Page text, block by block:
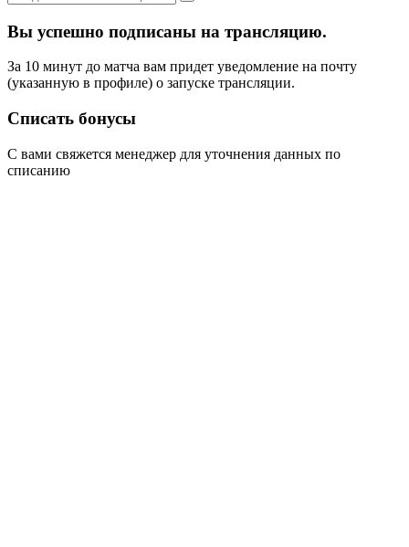
Вы успешно подписаны на трансляцию.
За 10 минут до матча вам придет уведомление на почту
(указанную в профиле) о запуске трансляции.
Списать бонусы
С вами свяжется менеджер для уточнения данных по
списанию